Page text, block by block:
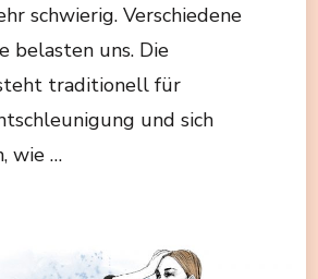
schwierig. Verschiedene
belasten uns. Die
traditionell für
und sich
wie …